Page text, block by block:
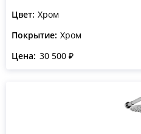
Цвет: Хром
Покрытие: Хром
Цена: 30 500 ₽